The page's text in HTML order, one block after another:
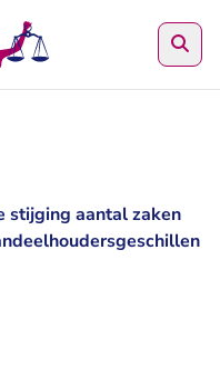
stijging aantal zaken